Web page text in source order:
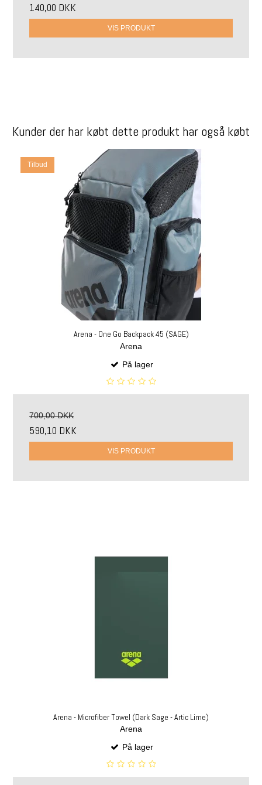
140,00 DKK
VIS PRODUKT
Kunder der har købt dette produkt har også købt
Tilbud
Arena - One Go Backpack 45 (SAGE)
Arena
På lager
700,00 DKK
590,10 DKK
VIS PRODUKT
Arena - Microfiber Towel (Dark Sage - Artic Lime)
Arena
På lager